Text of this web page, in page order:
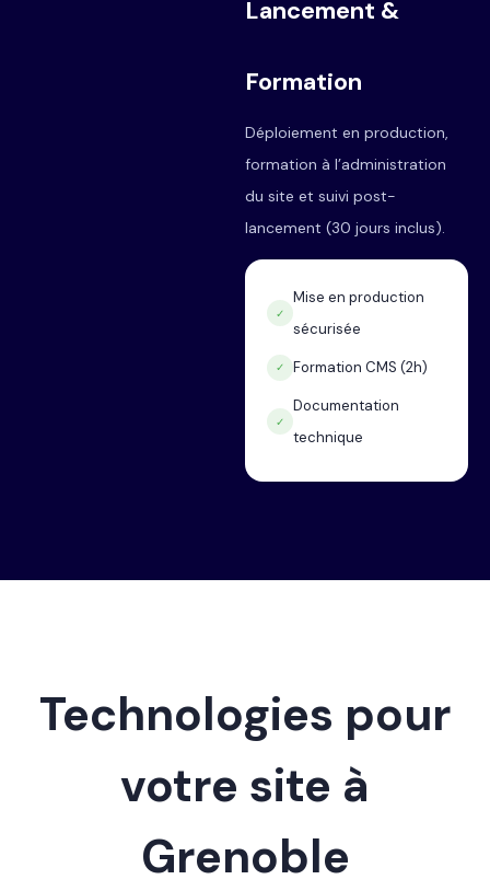
Lancement &
Formation
Déploiement en production,
formation à l’administration
du site et suivi post-
lancement (30 jours inclus).
✓
Mise en production
sécurisée
✓ Formation CMS (2h)
✓
Documentation
technique
Technologies pour
votre site à
Grenoble